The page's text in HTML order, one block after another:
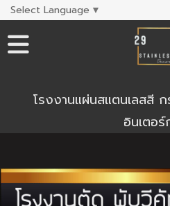
Select Language ▼
โรงงานแผ่นสแตนเลสสี
อินเตอ